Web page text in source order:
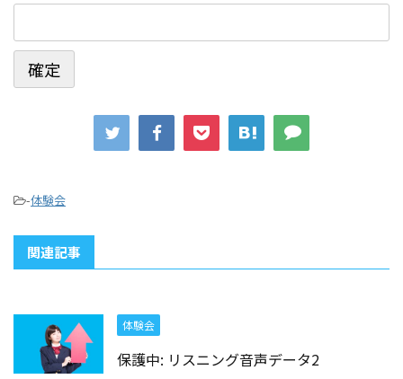
-体験会
関連記事
体験会
保護中: リスニング音声データ2